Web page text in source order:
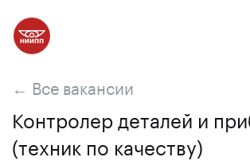
← Все вакансии
Контролер деталей и
(техник по качеству)